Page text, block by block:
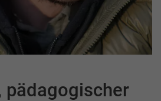
pädagogischer